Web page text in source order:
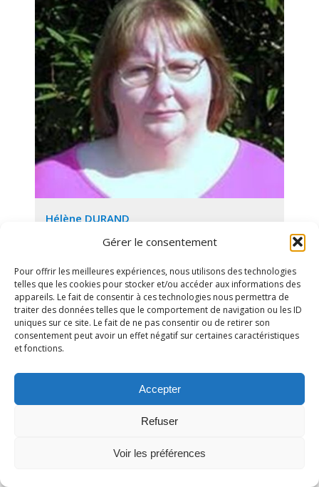
Gérer le consentement
Pour offrir les meilleures expériences, nous utilisons des technologies
telles que les cookies pour stocker et/ou accéder aux informations des
appareils. Le fait de consentir à ces technologies nous permettra de
traiter des données telles que le comportement de navigation ou les ID
uniques sur ce site. Le fait de ne pas consentir ou de retirer son
consentement peut avoir un effet négatif sur certaines caractéristiques
et fonctions.
Accepter
Refuser
Voir les préférences
Hélène DURAND
GAMIFICATION, ELEARNING, COMPTABILITE